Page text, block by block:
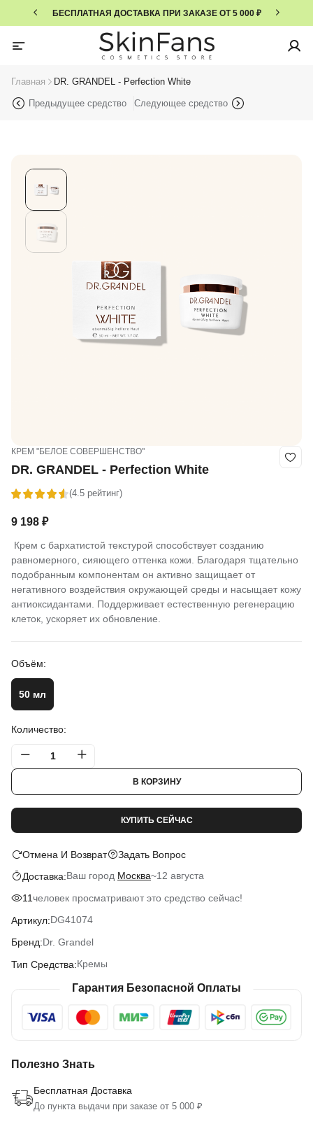
БЕСПЛАТНАЯ ДОСТАВКА ПРИ ЗАКАЗЕ ОТ 5 000 ₽
Главная DR. GRANDEL - Perfection White
Предыдущее средство Следующее средство
КРЕМ "БЕЛОЕ СОВЕРШЕНСТВО"
DR. GRANDEL - Perfection White
(4.5 рейтинг)
9 198 ₽
Крем с бархатистой текстурой способствует созданию
равномерного, сияющего оттенка кожи. Благодаря тщательно
подобранным компонентам он активно защищает от
негативного воздействия окружающей среды и насыщает кожу
антиоксидантами. Поддерживает естественную регенерацию
клеток, ускоряет их обновление.
Объём:
50 мл
Количество:
В КОРЗИНУ
КУПИТЬ СЕЙЧАС
Отмена И Возврат
Задать Вопрос
Доставка:Ваш город Москва~12 августа
11человек просматривают это средство сейчас!
Артикул:DG41074
Бренд:Dr. Grandel
Тип Средства:Кремы
Гарантия Безопасной Оплаты
Полезно Знать
Бесплатная Доставка
До пункта выдачи при заказе от 5 000 ₽